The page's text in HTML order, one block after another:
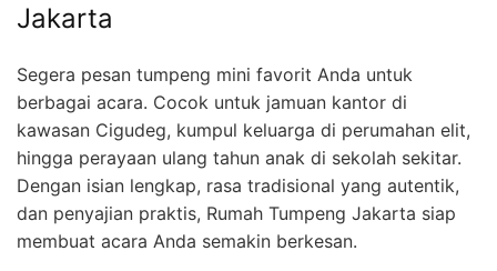
Jakarta
Segera pesan tumpeng mini favorit Anda untuk
berbagai acara. Cocok untuk jamuan kantor di
kawasan Cigudeg, kumpul keluarga di perumahan elit,
hingga perayaan ulang tahun anak di sekolah sekitar.
Dengan isian lengkap, rasa tradisional yang autentik,
dan penyajian praktis, Rumah Tumpeng Jakarta siap
membuat acara Anda semakin berkesan.